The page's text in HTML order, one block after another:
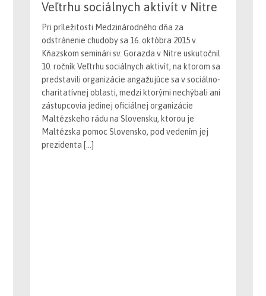
Pri príležitosti Medzinárodného dňa za
odstránenie chudoby sa 16. októbra 2015 v
Kňazskom seminári sv. Gorazda v Nitre uskutočnil
10. ročník Veľtrhu sociálnych aktivít, na ktorom sa
predstavili organizácie angažujúce sa v sociálno-
charitatívnej oblasti, medzi ktorými nechýbali ani
zástupcovia jedinej oficiálnej organizácie
Maltézskeho rádu na Slovensku, ktorou je
Maltézska pomoc Slovensko, pod vedením jej
prezidenta […]